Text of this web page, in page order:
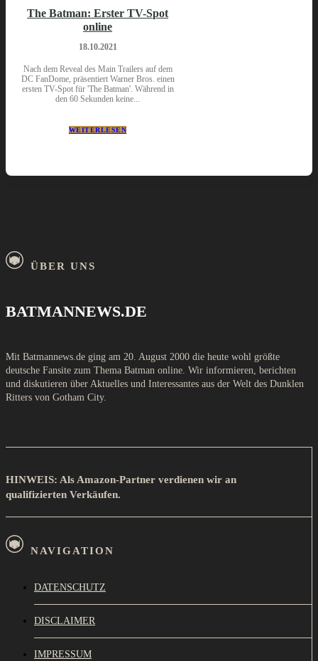
The Batman: Erster TV-Spot
online
18.10.2021
Nach dem Reveal des Main Trailers auf dem
DC FanDome, präsentiert Warner Bros. einen
ersten TV-Spot für 'The Batman'. Während in
den 60 Sekunden keine...
WEITERLESEN
ÜBER UNS
BATMANNEWS.DE
Mit Batmannews.de ging am 20. August 2000 die heute wohl größte
deutsche Fansite zum Thema Batman online. Wir informieren, berichten
und diskutieren über Aktuelles und Interessantes aus der Welt des Dunklen
Ritters von Gotham City.
HINWEIS: Als Amazon-Partner verdienen wir an
qualifizierten Verkäufen.
NAVIGATION
DATENSCHUTZ
DISCLAIMER
IMPRESSUM